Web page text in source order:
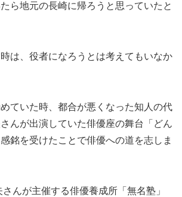
ら地元の長崎に帰ろうと思っていたと
は、役者になろうとは考えてもいなか
ていた時、都合が悪くなった知人の代
んが出演していた俳優座の舞台「どん
銘を受けたことで俳優への道を志しま
んが主催する俳優養成所「無名塾」